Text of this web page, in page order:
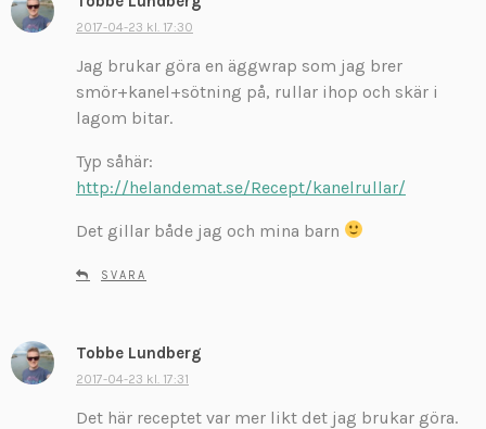
v
2017-04-23 kl. 17:30
Jag brukar göra en äggwrap som jag brer
smör+kanel+sötning på, rullar ihop och skär i
lagom bitar.
Typ såhär:
http://helandemat.se/Recept/kanelrullar/
Det gillar både jag och mina barn
SVARA
Tobbe Lundberg
2017-04-23 kl. 17:31
Det här receptet var mer likt det jag brukar göra.